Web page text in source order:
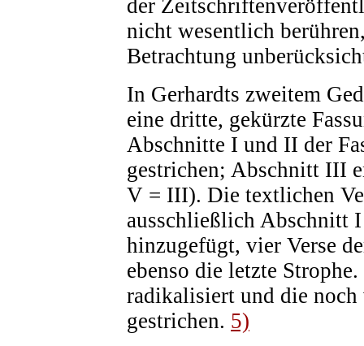
der
nicht wesentlich
Betrachtung
In Gerhardts zweitem
eine dritte, gekürzte
Abschnitte I und II der
gestrichen; Abschnitt III
V = III). Die textlichen
ausschließlich Abschnitt
hinzugefügt, vier Verse
ebenso die letzte
radikalisiert und die noch
gestrichen. 5)